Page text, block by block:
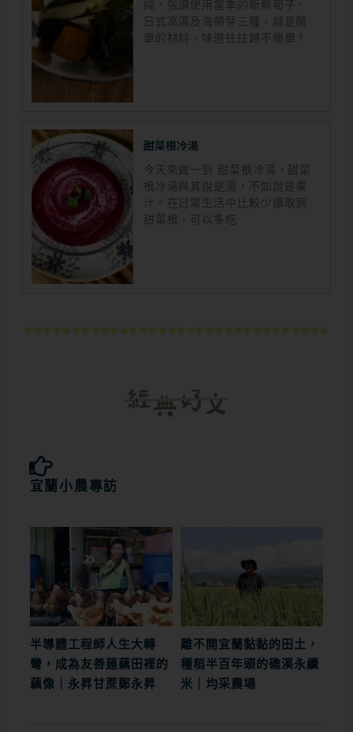
純，強調使用當季的新鮮筍子、
日式高湯及海帶芽三種，越是簡
單的材料，味道往往越不簡單！
甜菜根冷湯
今天來做一到 甜菜根冷湯，甜菜
根冷湯與其說是湯，不如說是果
汁。在日常生活中比較少攝取到
甜菜根，可以多吃
宜蘭小農專訪
半導體工程師人生大轉
彎，成為友善蓮藕田裡的
藕像｜永昇甘蔗鄭永昇
離不開宜蘭黏黏的田土，
種稻半百年頭的礁溪永續
米｜均采農場